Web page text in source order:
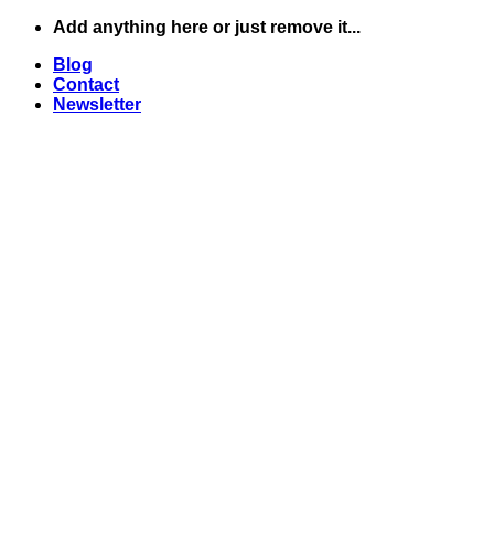
Skip
content
Add anything here or just remove it...
Blog
Contact
Newsletter